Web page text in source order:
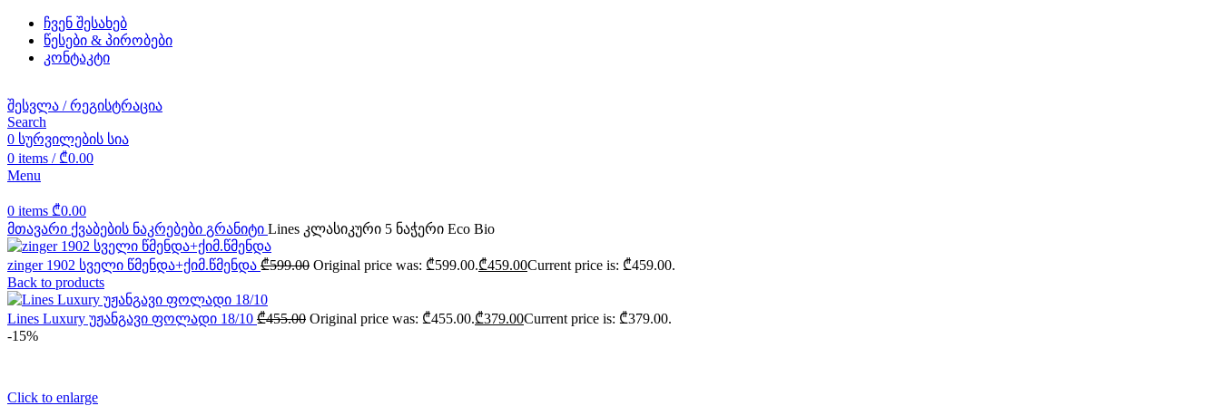
ჩვენ შესახებ
წესები & პირობები
კონტაკტი
შესვლა / რეგისტრაცია
Search
0 სურვილების სია
0 items / ₾0.00
Menu
0 items ₾0.00
მთავარი ქვაბების ნაკრებები გრანიტი Lines კლასიკური 5 ნაჭერი Eco Bio
zinger 1902 სველი წმენდა+ქიმ.წმენდა ₾599.00 Original price was: ₾599.00.₾459.00Current price is: ₾459.00.
Back to products
Lines Luxury უჟანგავი ფოლადი 18/10 ₾455.00 Original price was: ₾455.00.₾379.00Current price is: ₾379.00.
-15%
Click to enlarge